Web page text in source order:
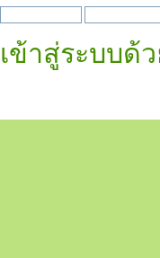
เข้าสู่ระบบด้